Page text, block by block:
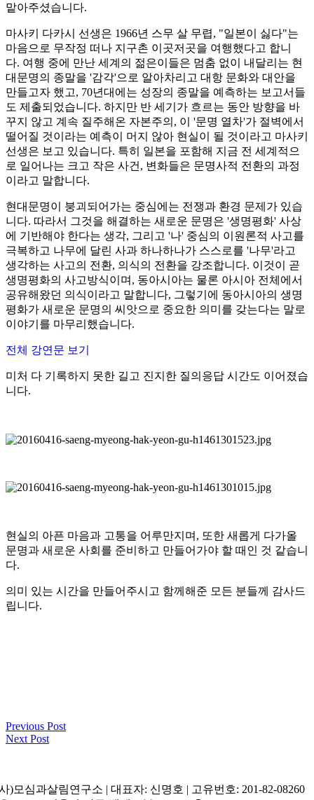
맡아주셨습니다.
마사키 다카시 선생은 1966년 스무 살 무렵, "일본이 싫다"는
마음으로 무작정 떠나 지구촌 이곳저곳을 여행했다고 합니
다. 여행 중에 만난 세계의 젊은이들은 멈춤 없이 내달리는 현
대문명의 종말을 '감각'으로 알아차리고 대항 문화와 대안을
만들고자 했고, 70년대에는 성장의 종말을 예측하는 보고서들
도 제출되었습니다. 하지만 반 세기가 흐르는 동안 방향을 바
꾸지 않고 계속 질주해온 자본주의, 이 '문명 열차'가 절벽에서
떨어질 것이라는 예측이 머지 않아 현실이 될 것이라고 마사키
선생은 보고 있습니다. 특히 일본을 포함해 지금 전 세계적으
로 일어나는 크고 작은 사건, 변화들은 문명사적 전환의 과정
이라고 말합니다.
현대문명이 붕괴되어가는 중심에는 전쟁과 환경 문제가 있습
니다. 따라서 그것을 해결하는 새로운 문명은 '생명평화' 사상
에 기반해야 한다는 생각, 그리고 '나' 중심의 이원론적 사고를
극복하고 나무에 달린 사과 하나하나가 스스로를 '나무'라고
생각하는 사고의 전환, 의식의 전환을 강조합니다. 이것이 곧
생명평화의 사고방식이며, 동아시아는 물론 아시아 전체에서
공유해왔던 의식이라고 말합니다, 그렇기에 동아시아의 생명
평화가 새로운 문명의 씨앗으로 중요한 의미를 갖는다는 말로
이야기를 마무리했습니다.
전체 강연문 보기
미처 다 기록하지 못한 길고 진지한 질의응답 시간도 이어졌습
니다.
현실의 아픈 마음과 고통을 어루만지며, 또한 새롭게 다가올
문명과 새로운 사회를 준비하고 만들어가야 할 때인 것 같습니
다.
의미 있는 시간을 만들어주시고 함께해준 모든 분들께 감사드
립니다.
Previous Post
Next Post
)모심과살림연구소 | 대표자: 신명호 | 고유번호: 201-82-08260